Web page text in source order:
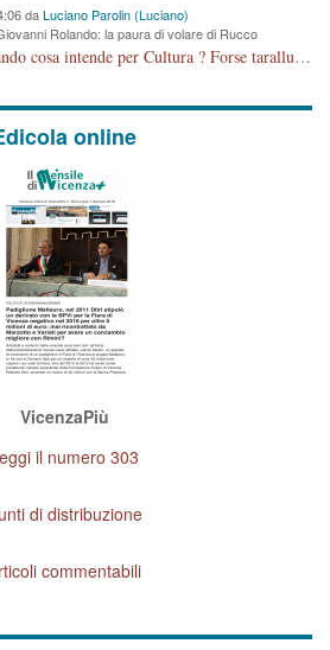
daLuciano Parolin (Luciano)
Rolando: la paura di volare di Rucco
Vorrei sapere dal C.C. Rolando cosa intende per Cultura ? Forse tarallucci, vino e sagre, o spaghetti tricolori del PD ? Il continuo (s)parlare della mostra a Palazzo Chiericati caro consigliere DANNEGGIA FORTEMENTE l'immagine della città TUTTA e fa deviare i consensi che in RUSSIA (badi bene ex U.R.S.S.) sono ECCELLENTI. A livello artistico l'evento è di alta Valenza culturale, COMPITO di Tutta la Cittadinanza fare il possibile per propagandare l'iniziativa senza farne UN CASO PARTITICO come fa Lei da sempre. Meno Gazebo + Partecipazione! E così sia. Amen.
online
VicenzaPiù
il numero 303
di distribuzione
commentabili